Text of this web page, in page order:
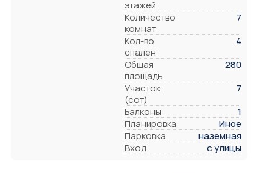
этажей
Количество
комнат
7
Кол-во
спален
4
Общая
площадь
280
Участок
(сот)
7
Балконы
1
Планировка
Иное
Парковка
наземная
Вход
с улицы